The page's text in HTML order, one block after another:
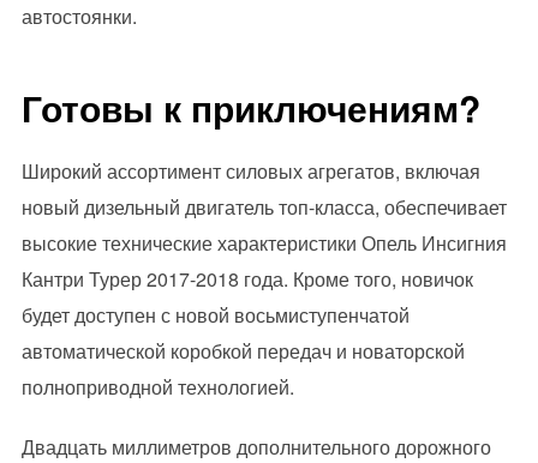
автостоянки.
Готовы к приключениям?
Широкий ассортимент силовых агрегатов, включая
новый дизельный двигатель топ-класса, обеспечивает
высокие технические характеристики Опель Инсигния
Кантри Турер 2017-2018 года. Кроме того, новичок
будет доступен с новой восьмиступенчатой ​​
автоматической коробкой передач и новаторской
полноприводной технологией.
Двадцать миллиметров дополнительного дорожного